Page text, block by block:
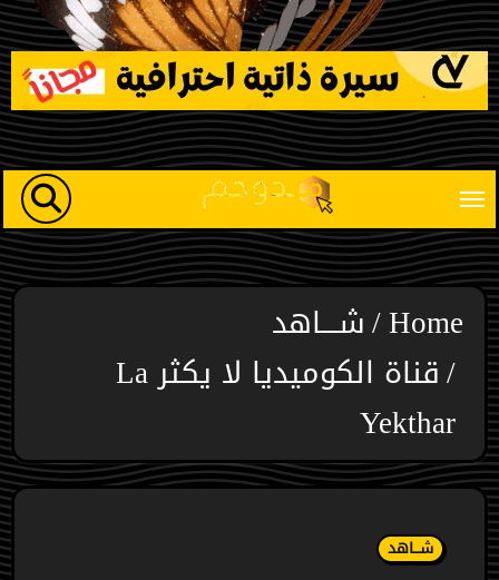
Skip
to
content
Home شـــاهد
قناة الكوميديا لا يكثر La
Yekthar
شـــاهد